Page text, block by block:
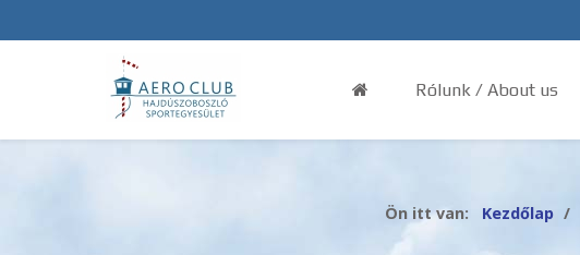
Rólunk / About us
Ön itt van: Kezdőlap